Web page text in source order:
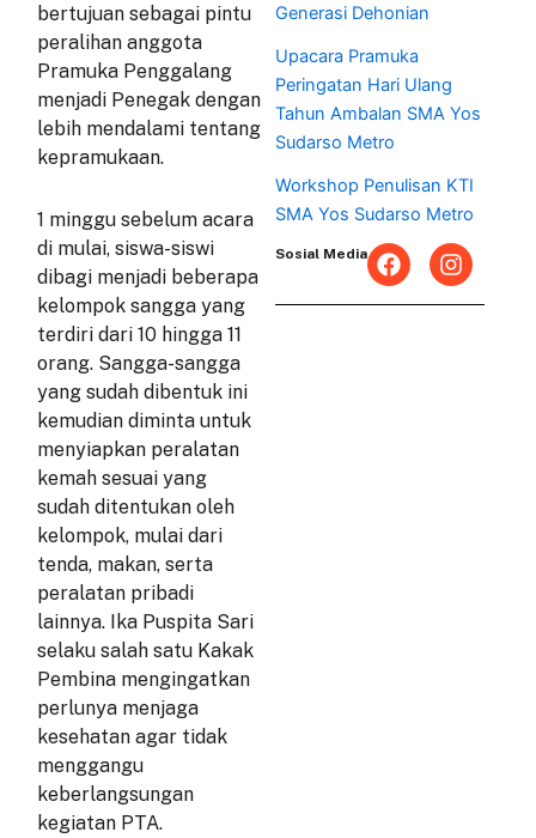
bertujuan sebagai pintu
peralihan anggota
Pramuka Penggalang
menjadi Penegak dengan
lebih mendalami tentang
kepramukaan.
1 minggu sebelum acara
di mulai, siswa-siswi
dibagi menjadi beberapa
kelompok sangga yang
terdiri dari 10 hingga 11
orang. Sangga-sangga
yang sudah dibentuk ini
kemudian diminta untuk
menyiapkan peralatan
kemah sesuai yang
sudah ditentukan oleh
kelompok, mulai dari
tenda, makan, serta
peralatan pribadi
lainnya. Ika Puspita Sari
selaku salah satu Kakak
Pembina mengingatkan
perlunya menjaga
kesehatan agar tidak
menggangu
keberlangsungan
kegiatan PTA.
Generasi Dehonian
Upacara Pramuka
Peringatan Hari Ulang
Tahun Ambalan SMA Yos
Sudarso Metro
Workshop Penulisan KTI
SMA Yos Sudarso Metro
Sosial Media
F
a
c
I
n
s